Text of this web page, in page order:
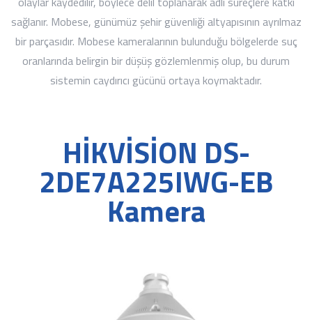
sağlanır. Mobese, günümüz şehir güvenliği altyapısının ayrılmaz
bir parçasıdır. Mobese kameralarının bulunduğu bölgelerde suç
oranlarında belirgin bir düşüş gözlemlenmiş olup, bu durum
sistemin caydırıcı gücünü ortaya koymaktadır.
HİKVİSİON DS-
2DE7A225IWG-EB
Kamera